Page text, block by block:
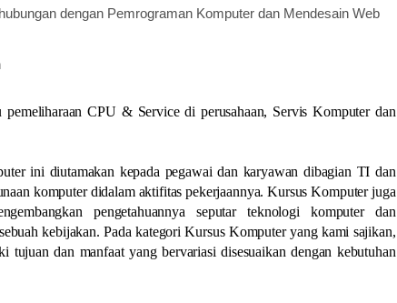
dengan Pemrograman Komputer dan Mendesain Web
CPU & Service di perusahaan, Servis Komputer dan
ini diutamakan kepada pegawai dan karyawan dibagian TI dan
komputer didalam aktifitas pekerjaannya. Kursus Komputer juga
pengetahuannya seputar teknologi komputer dan
kebijakan. Pada kategori Kursus Komputer yang kami sajikan,
dan manfaat yang bervariasi disesuaikan dengan kebutuhan